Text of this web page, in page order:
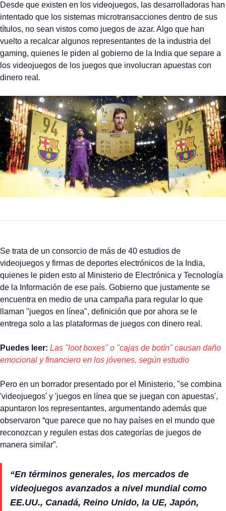
Desde que existen en los videojuegos, las desarrolladoras han
intentado que los sistemas microtransacciones dentro de sus
títulos, no sean vistos como juegos de azar. Algo que han
vuelto a recalcar algunos representantes de la industria del
gaming, quienes le piden al gobierno de la India que separe a
los videojuegos de los juegos que involucran apuestas con
dinero real.
Se trata de un consorcio de más de 40 estudios de
videojuegos y firmas de deportes electrónicos de la India,
quienes le piden esto al Ministerio de Electrónica y Tecnología
de la Información de ese país. Gobierno que justamente se
encuentra en medio de una campaña para regular lo que
llaman "juegos en línea", definición que por ahora se le
entrega solo a las plataformas de juegos con dinero real.
Puedes leer: Las "loot boxes" o "cajas de botín" causan daño
emocional y financiero en los jóvenes, según estudio
Pero en un borrador presentado por el Ministerio, "se combina
'videojuegos' y 'juegos en línea que se juegan con apuestas',
apuntaron los representantes, argumentando además que
observaron “que parece que no hay países en el mundo que
reconozcan y regulen estas dos categorías de juegos de
manera similar”.
“En términos generales, los mercados de
videojuegos avanzados a nivel mundial como
EE.UU., Canadá, Reino Unido, la UE, Japón,